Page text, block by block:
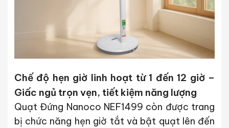
Chế độ hẹn giờ linh hoạt từ 1 đến 12 giờ –
Giấc ngủ trọn vẹn, tiết kiệm năng lượng
Quạt Đứng Nanoco NEF1499 còn được trang
bị chức năng hẹn giờ tắt và bật quạt lên đến